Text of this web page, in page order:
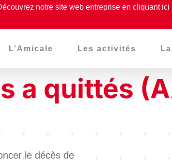
notre site web entreprise en cliquant ici
L’Amicale Les activités
a quittés
le décès de